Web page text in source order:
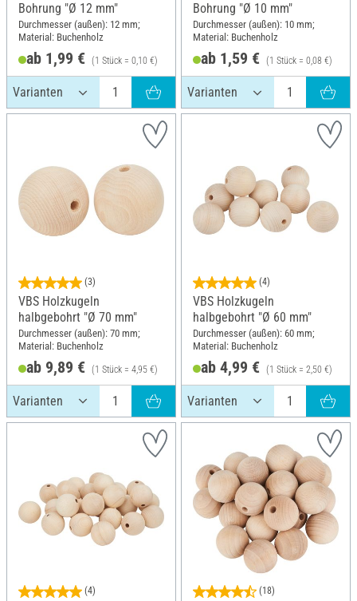
Bohrung "Ø 12 mm"
Durchmesser (außen): 12 mm;
Material: Buchenholz
ab 1,99 € (1 Stück = 0,10 €)
Bohrung "Ø 10 mm"
Durchmesser (außen): 10 mm;
Material: Buchenholz
ab 1,59 € (1 Stück = 0,08 €)
(3)
VBS Holzkugeln
halbgebohrt "Ø 70 mm"
Durchmesser (außen): 70 mm;
Material: Buchenholz
ab 9,89 € (1 Stück = 4,95 €)
(4)
VBS Holzkugeln
halbgebohrt "Ø 60 mm"
Durchmesser (außen): 60 mm;
Material: Buchenholz
ab 4,99 € (1 Stück = 2,50 €)
(4) (18)